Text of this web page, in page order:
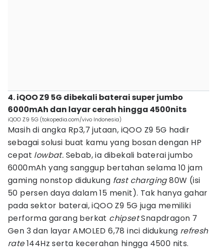
4. iQOO Z9 5G dibekali baterai super jumbo
6000mAh dan layar cerah hingga 4500nits
iQOO Z9 5G (tokopedia.com/vivo Indonesia)
Masih di angka Rp3,7 jutaan, iQOO Z9 5G hadir
sebagai solusi buat kamu yang bosan dengan HP
cepat lowbat. Sebab, ia dibekali baterai jumbo
6000mAh yang sanggup bertahan selama 10 jam
gaming nonstop didukung fast charging80W (isi
50 persen daya dalam 15 menit). Tak hanya gahar
pada sektor baterai, iQOO Z9 5G juga memiliki
performa garang berkat chipsetSnapdragon 7
Gen 3 dan layar AMOLED 6,78 inci didukung refresh
rate144Hz serta kecerahan hingga 4500 nits.